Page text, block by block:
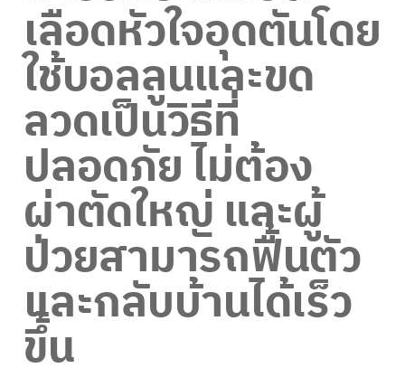
เลือดหัวใจอุดตันโดย
ใช้บอลลูนและขด
ลวดเป็นวิธีที่
ปลอดภัย ไม่ต้อง
ผ่าตัดใหญ่ และผู้
ป่วยสามารถฟื้นตัว
และกลับบ้านได้เร็ว
ขึ้น